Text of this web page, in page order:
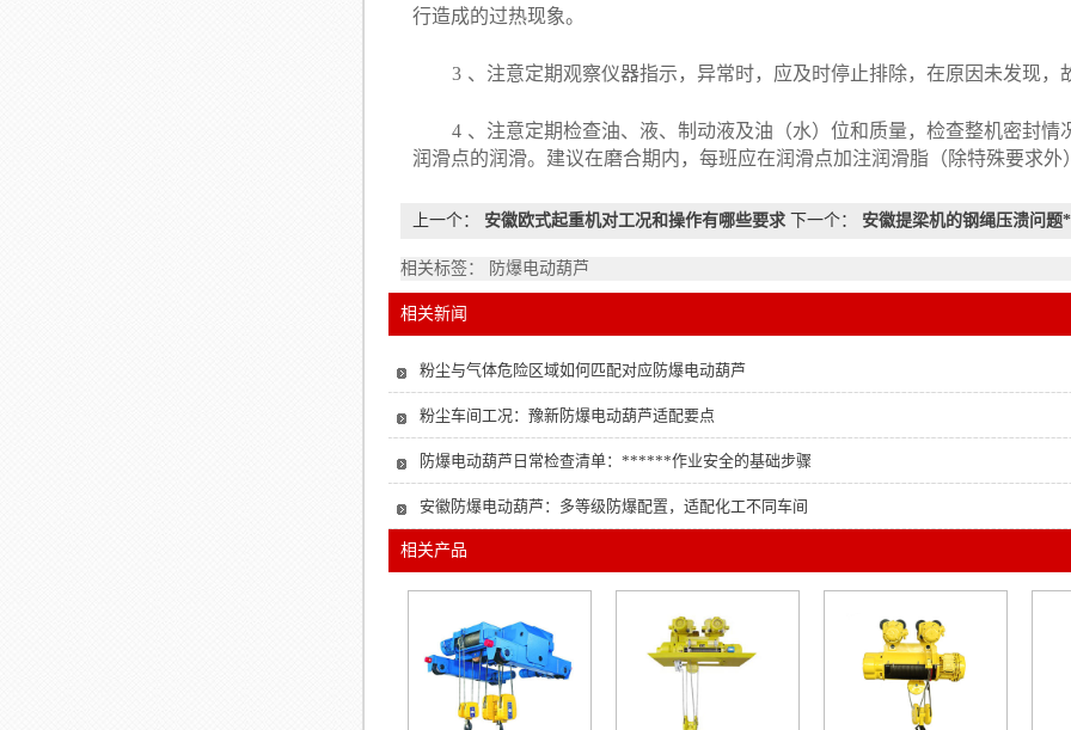
行造成的过热现象。
3 、注意定期观察仪器指示，异常时，应及时停止排除，在原因未发
4 、注意定期检查油、液、制动液及油（水）位和质量，检查整机密封
润滑点的润滑。建议在磨合期内，每班应在润滑点加注润滑脂（除特殊要
上一个： 安徽欧式起重机对工况和操作有哪些要求 下一个： 安徽提梁机的钢绳压溃问
相关标签： 防爆电动葫芦
相关新闻
粉尘与气体危险区域如何匹配对应防爆电动葫芦
粉尘车间工况：豫新防爆电动葫芦适配要点
防爆电动葫芦日常检查清单：******作业安全的基础步骤
安徽防爆电动葫芦：多等级防爆配置，适配化工不同车间
相关产品